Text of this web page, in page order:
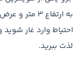
احتیاط وارد غار
لذت ببرید.